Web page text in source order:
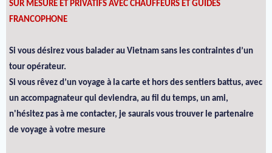
SUR MESURE ET PRIVATIFS AVEC CHAUFFEURS ET GUIDES
FRANCOPHONE
Si vous désirez vous balader au Vietnam sans les contraintes d’un
tour opérateur.
Si vous rêvez d’un voyage à la carte et hors des sentiers battus, avec
un accompagnateur qui deviendra, au fil du temps, un ami,
n'hésitez pas à me contacter, je saurais vous trouver le partenaire
de voyage à votre mesure